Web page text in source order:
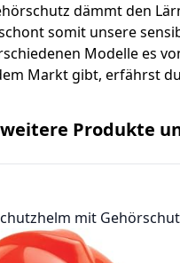
dämmt den
somit unsere
Modelle es
Markt gibt, erfährst
Produkte
mit